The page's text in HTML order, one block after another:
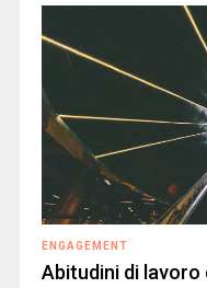
ENGAGEMENT
Abitudini di lavoro